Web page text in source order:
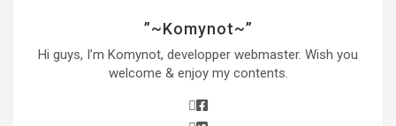
”~Komynot~”
Hi guys, I’m Komynot, developper webmaster. Wish you
welcome & enjoy my contents.